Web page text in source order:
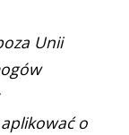
Unii
o